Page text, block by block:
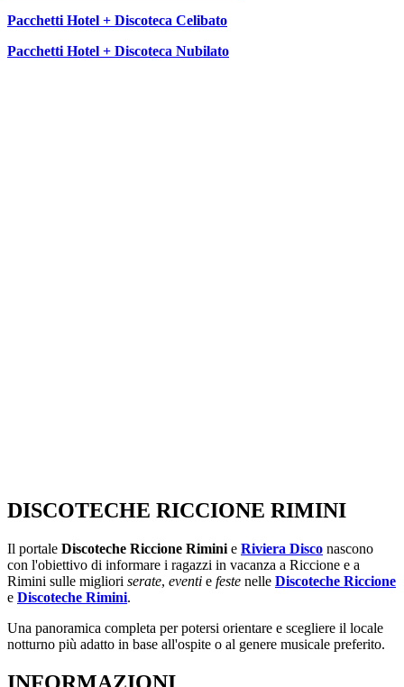
Pacchetti Hotel + Discoteca Celibato
Pacchetti Hotel + Discoteca Nubilato
DISCOTECHE RICCIONE RIMINI
Il portale Discoteche Riccione Rimini e Riviera Disco nascono
con l'obiettivo di informare i ragazzi in vacanza a Riccione e a
Rimini sulle migliori serate, eventi e feste nelle Discoteche Riccione
e Discoteche Rimini.
Una panoramica completa per potersi orientare e scegliere il locale
notturno più adatto in base all'ospite o al genere musicale preferito.